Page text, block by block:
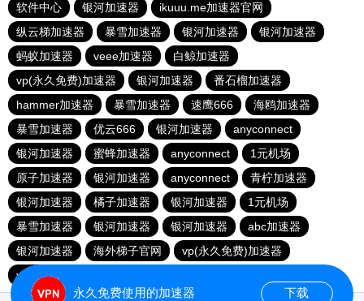
软件中心
银河加速器
ikuuu.me加速器官网
纵云梯加速器
暴雪加速器 银河加速器
银河加速器
蚂蚁加速器
veee加速器
白鲸加速器
vp(永久免费)加速器
银河加速器
番石榴加速器
hammer加速器
暴雪加速器 速鹰666
海鸥加速器
暴雪加速器
优云666 银河加速器
anyconnect
银河加速器
蜜蜂加速器 anyconnect
1元机场
原子加速器
银河加速器 anyconnect
青柠加速器
银河加速器
橘子加速器 银河加速器
1元机场
暴雪加速器
银河加速器 银河加速器
abc加速器
银河加速器
海外梯子官网
vp(永久免费)加速器
vp(永久免费)加速器
永久免费使用的加速器 下载